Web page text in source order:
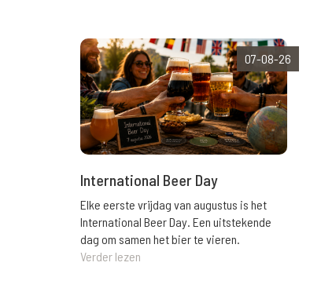
07-08-26
International Beer Day
Elke eerste vrijdag van augustus is het
International Beer Day. Een uitstekende
dag om samen het bier te vieren.
Verder lezen